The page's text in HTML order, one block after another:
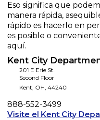
Eso significa que
manera rápida,
rápido es hacerlo en
es posible o
aquí.
Kent City
201 E Erie St.
Second Floor
Kent, OH, 44240
Phone
888-552-3499
Visite el Kent City